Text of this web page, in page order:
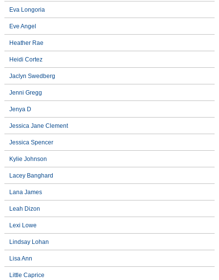
Eva Longoria
Eve Angel
Heather Rae
Heidi Cortez
Jaclyn Swedberg
Jenni Gregg
Jenya D
Jessica Jane Clement
Jessica Spencer
Kylie Johnson
Lacey Banghard
Lana James
Leah Dizon
Lexi Lowe
Lindsay Lohan
Lisa Ann
Little Caprice